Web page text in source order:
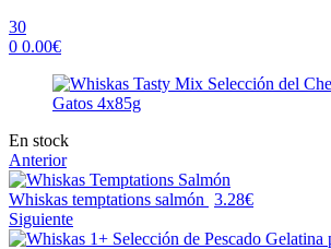
30
0 0.00€
Availability:
En stock
Anterior
Whiskas temptations salmón 3.28€
Siguiente